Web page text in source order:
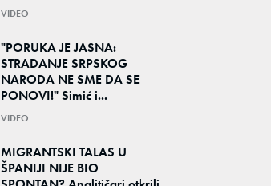
VIDEO
"PORUKA JE JASNA:
STRADANJE SRPSKOG
NARODA NE SME DA SE
PONOVI!" Simić i...
VIDEO
MIGRANTSKI TALAS U
ŠPANIJI NIJE BIO